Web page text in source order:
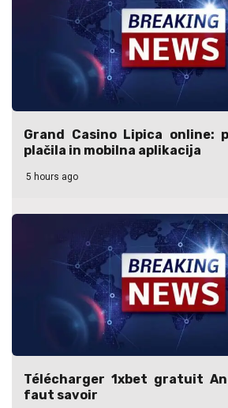
Grand Casino Lipica online:
plačila in mobilna aplikacija
5 hours ago
Télécharger 1xbet gratuit
faut savoir